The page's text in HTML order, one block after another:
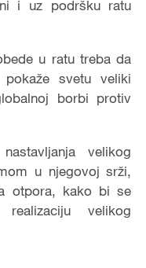
i uz podršku ratu
u ratu treba da
svetu veliki
borbi protiv
velikog
u njegovoj srži,
otpora, kako bi se
velikog